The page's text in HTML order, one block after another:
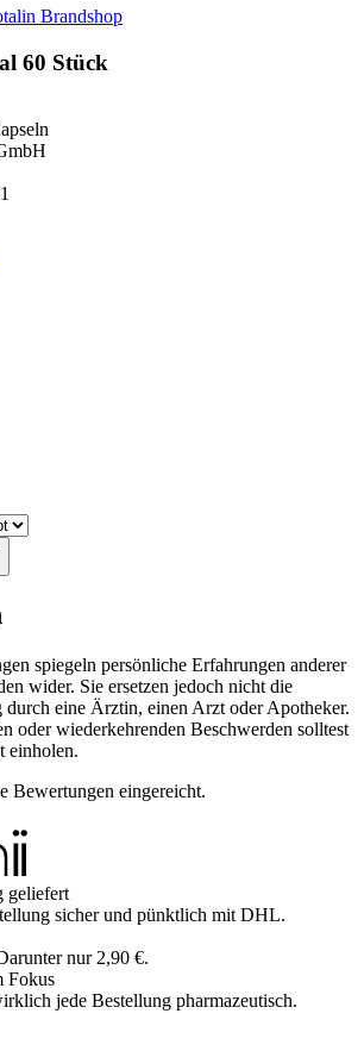
Brandshop
60 Stück
spiegeln persönliche Erfahrungen anderer
wider. Sie ersetzen jedoch nicht die
eine Ärztin, einen Arzt oder Apotheker.
oder wiederkehrenden Beschwerden solltest
einholen.
Bewertungen eingereicht.
geliefert
sicher und pünktlich mit DHL.
nur 2,90 €.
Fokus
jede Bestellung pharmazeutisch.